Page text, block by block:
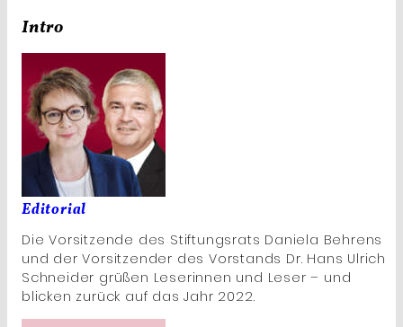
Intro
Editorial
Die Vorsitzende des Stiftungsrats Daniela Behrens
und der Vorsitzender des Vorstands Dr. Hans Ulrich
Schneider grüßen Leserinnen und Leser – und
blicken zurück auf das Jahr 2022.